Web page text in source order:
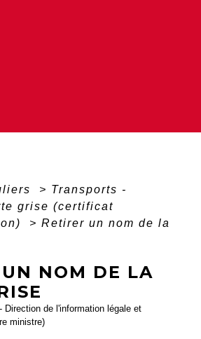
> Transports -
grise (certificat
> Retirer un nom de la
NOM DE LA
Direction de l'information légale et
ministre)